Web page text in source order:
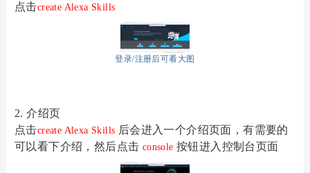
点击create Alexa Skills
登录/注册后可看大图
2.介绍页
点击create Alexa Skills 后会进入一个介绍页面，有需要的
可以看下介绍，然后点击 console 按钮进入控制台页面